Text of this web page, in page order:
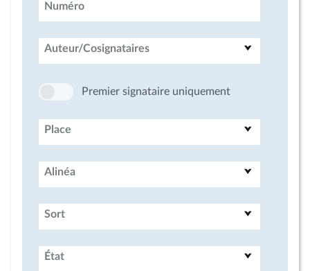
Numéro
Auteur/Cosignataires
Premier signataire uniquement
Place
Alinéa
Sort
État